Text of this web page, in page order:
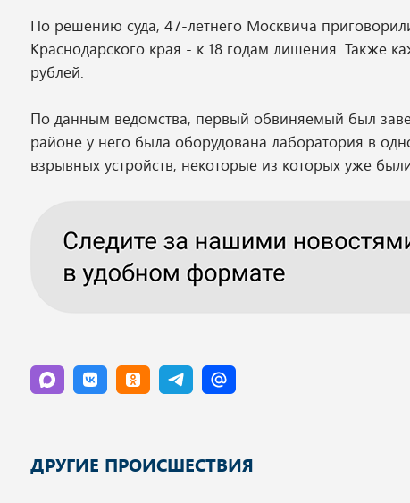
По решению суда, 47-летнего Москвича
Краснодарского края - к 18 годам лишения. Также
рублей.
По данным ведомства, первый обвиняемый был
районе у него была оборудована лаборатория в
взрывных устройств, некоторые из которых уже
ДРУГИЕ ПРОИСШЕСТВИЯ